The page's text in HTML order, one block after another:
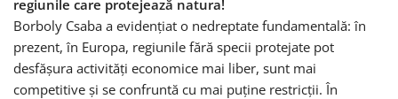
regiunile care protejează natura!
Borboly Csaba a evidențiat o nedreptate fundamentală: în
prezent, în Europa, regiunile fără specii protejate pot
desfășura activități economice mai liber, sunt mai
competitive și se confruntă cu mai puține restricții. În